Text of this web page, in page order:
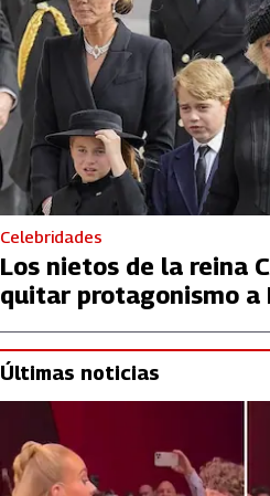
Celebridades
Los nietos de la reina
quitar protagonismo a
Últimas noticias